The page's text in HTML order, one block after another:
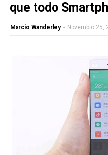
que todo
Marcio Wanderley - Novembro 25,